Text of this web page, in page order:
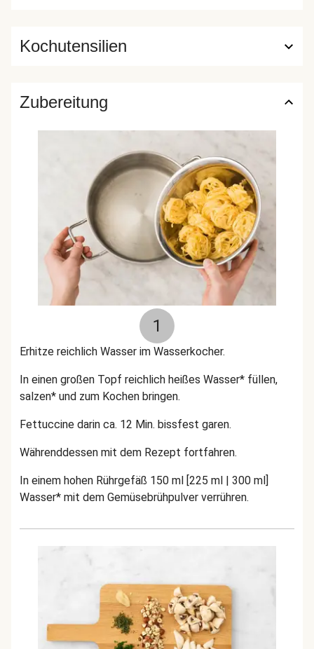
Kochutensilien
Zubereitung
1
Erhitze reichlich Wasser im Wasserkocher.
In einen großen Topf reichlich heißes Wasser* füllen,
salzen* und zum Kochen bringen.
Fettuccine darin ca. 12 Min. bissfest garen.
Währenddessen mit dem Rezept fortfahren.
In einem hohen Rührgefäß 150 ml [225 ml | 300 ml]
Wasser* mit dem Gemüsebrühpulver verrühren.